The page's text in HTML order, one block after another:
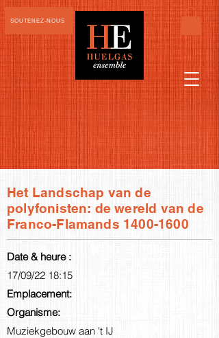
SOUTENEZ-NOUS
Het Landschap van de
polyfonisten: de wereld van de
Franco-Flamands 1400-1600
Date & heure :
17/09/22 18:15
Emplacement:
Organisme:
Muziekgebouw aan 't IJ